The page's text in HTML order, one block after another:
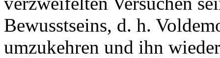
Bewusstseins, d. h.
umzukehren und ihn